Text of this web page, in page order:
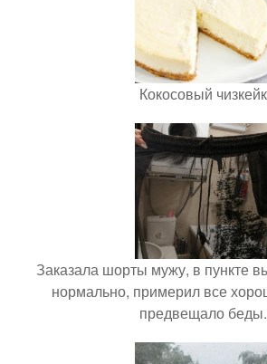
Кокосовый чизкейк
Заказала шорты мужу, в пункте
нормально, примерил все
предвещало беды.